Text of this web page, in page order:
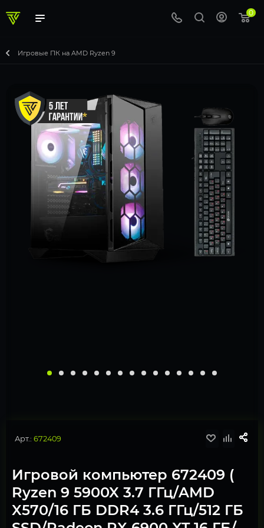
0
Игровые ПК на AMD Ryzen 9
Арт.: 672409
Игровой компьютер 672409 (
Ryzen 9 5900X 3.7 ГГц/AMD
X570/16 ГБ DDR4 3.6 ГГц/512 ГБ